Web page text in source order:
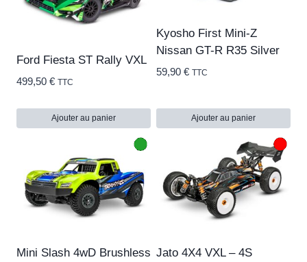
Ford Fiesta ST Rally VXL
499,50 € TTC
Ajouter au panier
Kyosho First Mini-Z
Nissan GT-R R35 Silver
59,90 € TTC
Ajouter au panier
Mini Slash 4wD Brushless Jato 4X4 VXL – 4S